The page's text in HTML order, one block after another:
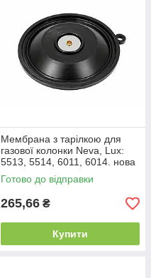
Мембрана з тарілкою для
газової колонки Neva, Lux:
5513, 5514, 6011, 6014. нова
версія 4011
Готово до відправки
265,66 ₴
Купити